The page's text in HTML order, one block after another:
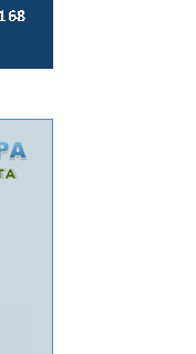
„Mondial” și Casa
între orele 18:15-
(între
Nu vor
Libertății
„Mondial” și Casa
10 august, ora
iar pe Strada
orele 15:00-
orele 06:00-
total circulației